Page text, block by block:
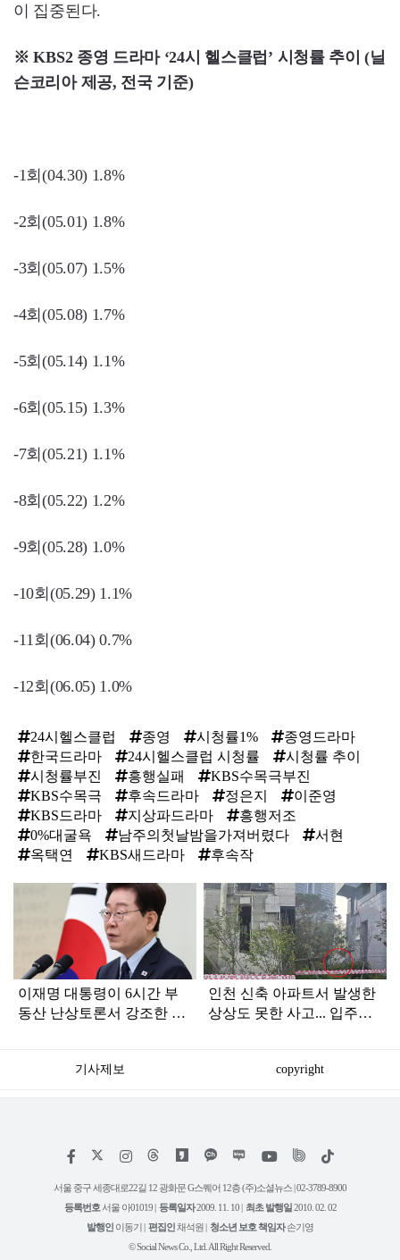
이 집중된다.
※ KBS2 종영 드라마 ‘24시 헬스클럽’ 시청률 추이 (닐
슨코리아 제공, 전국 기준)
-1회(04.30) 1.8%
-2회(05.01) 1.8%
-3회(05.07) 1.5%
-4회(05.08) 1.7%
-5회(05.14) 1.1%
-6회(05.15) 1.3%
-7회(05.21) 1.1%
-8회(05.22) 1.2%
-9회(05.28) 1.0%
-10회(05.29) 1.1%
-11회(06.04) 0.7%
-12회(06.05) 1.0%
24시헬스클럽 종영 시청률1%
종영드라마
한국드라마
24시헬스클럽 시청률
시청률 추이
시청률부진
흥행실패
KBS수목극부진
KBS수목극
후속드라마 정은지
이준영
KBS드라마
지상파드라마
흥행저조
0%대굴욕
남주의첫날밤을가져버렸다
서현
옥택연
KBS새드라마 후속작
이재명 대통령이 6시간 부
동산 난상토론서 강조한 내
인천 신축 아파트서 발생한
상상도 못한 사고... 입주민
기사제보 copyright
페
스
인
타
램
위
트
유
튜
틱
서울 중구 세종대로22길 12 광화문 G스퀘어 12층 (주)소셜뉴스 | 02-3789-8900
등록번호서울 아01019 | 등록일자2009. 11. 10 | 최초 발행일 2010. 02. 02
발행인 이동기 | 편집인채석원 | 청소년 보호 책임자손기영
© Social News Co., Ltd. All Right Reserved.